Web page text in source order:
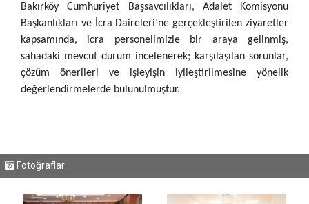
Bakırköy Cumhuriyet Başsavcılıkları, Adalet Komisyonu
Başkanlıkları ve İcra Daireleri’ne gerçekleştirilen ziyaretler
kapsamında, icra personelimizle bir araya gelinmiş,
sahadaki mevcut durum incelenerek; karşılaşılan sorunlar,
çözüm önerileri ve işleyişin iyileştirilmesine yönelik
değerlendirmelerde bulunulmuştur.
Fotoğraflar